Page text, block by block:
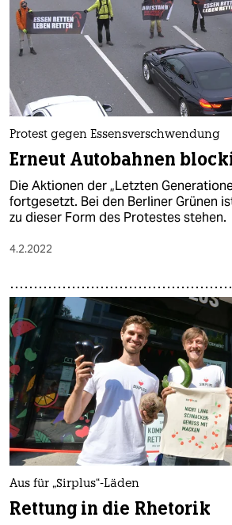
Protest gegen Essensverschwendung
Erneut Autobahnen
Die Aktionen der „Letzten
fortgesetzt. Bei den Berliner Grünen
zu dieser Form des Protestes stehen.
4.2.2022
Aus für „Sirplus“-Läden
Rettung in die Rhetorik